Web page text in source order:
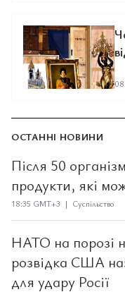
ОСТАННІ НОВИНИ
Після 50
продукти, які
18:35 GMT+3 | Суспільство
НАТО на порозі
розвідка США
для удару Росії